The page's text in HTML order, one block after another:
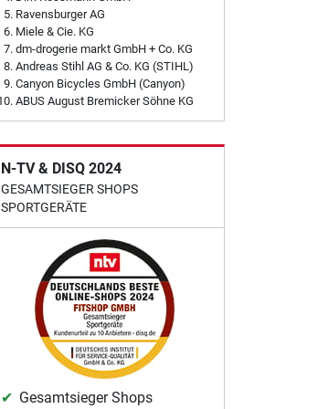
Ravensburger AG
Miele & Cie. KG
dm-drogerie markt GmbH + Co. KG
Andreas Stihl AG & Co. KG (STIHL)
Canyon Bicycles GmbH (Canyon)
ABUS August Bremicker Söhne KG
N-TV & DISQ 2024
GESAMTSIEGER SHOPS
SPORTGERÄTE
Gesamtsieger Shops